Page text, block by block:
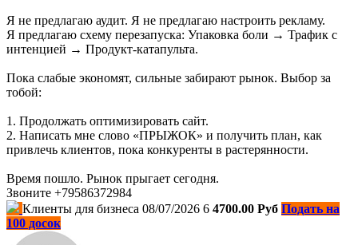
Я не предлагаю аудит. Я не предлагаю настроить рекламу.
Я предлагаю схему перезапуска: Упаковка боли → Трафик с
интенцией → Продукт-катапульта.
Пока слабые экономят, сильные забирают рынок. Выбор за
тобой:
1. Продолжать оптимизировать сайт.
2. Написать мне слово «ПРЫЖОК» и получить план, как
привлечь клиентов, пока конкуренты в растерянности.
Время пошло. Рынок прыгает сегодня.
Звоните +79586372984
Клиенты для бизнеса 08/07/2026 6 4700.00 Руб Подать на
100 досок